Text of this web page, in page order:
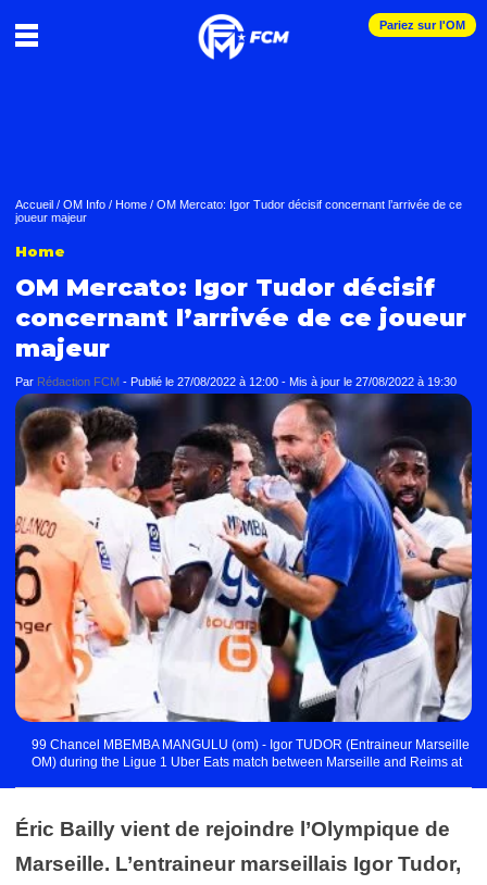
Pariez sur l'OM
Accueil / OM Info / Home / OM Mercato: Igor Tudor décisif concernant l’arrivée de ce
joueur majeur
Home
OM Mercato: Igor Tudor décisif
concernant l’arrivée de ce joueur
majeur
Par Rédaction FCM - Publié le 27/08/2022 à 12:00 - Mis à jour le 27/08/2022 à 19:30
99 Chancel MBEMBA MANGULU (om) - Igor TUDOR (Entraineur Marseille
OM) during the Ligue 1 Uber Eats match between Marseille and Reims at
Éric Bailly vient de rejoindre l’Olympique de
Marseille. L’entraineur marseillais Igor Tudor,